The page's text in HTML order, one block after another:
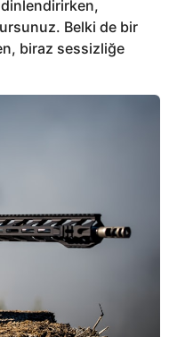
Belki de bir
biraz sessizliğe